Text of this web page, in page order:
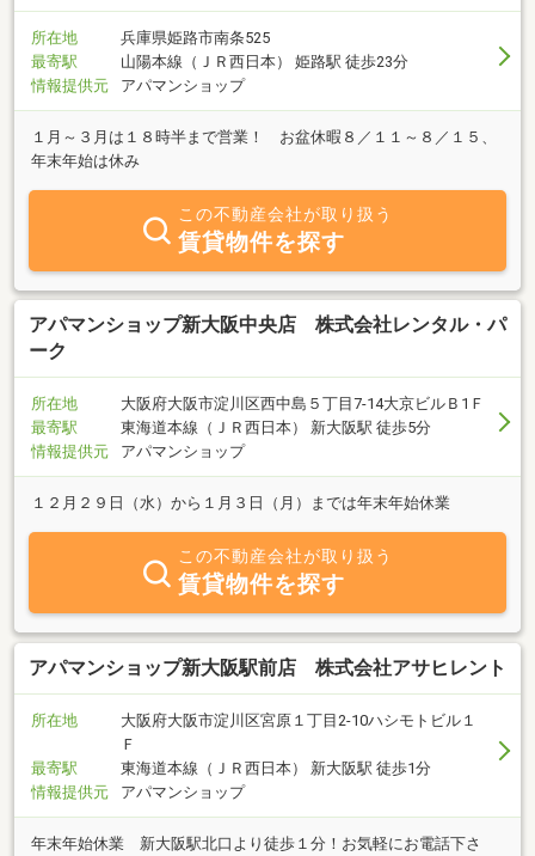
所在地
兵庫県姫路市南条525
最寄駅
山陽本線（ＪＲ西日本） 姫路駅 徒歩23分
情報提供元
アパマンショップ
１月～３月は１８時半まで営業！ お盆休暇８／１１～８／１５、
年末年始は休み
この不動産会社が取り扱う
賃貸物件を探す
アパマンショップ新大阪中央店 株式会社レンタル・パ
ーク
所在地
大阪府大阪市淀川区西中島５丁目7-14大京ビルＢ1Ｆ
最寄駅
東海道本線（ＪＲ西日本） 新大阪駅 徒歩5分
情報提供元
アパマンショップ
１２月２９日（水）から１月３日（月）までは年末年始休業
この不動産会社が取り扱う
賃貸物件を探す
アパマンショップ新大阪駅前店 株式会社アサヒレント
所在地
大阪府大阪市淀川区宮原１丁目2-10ハシモトビル１
Ｆ
最寄駅
東海道本線（ＪＲ西日本） 新大阪駅 徒歩1分
情報提供元
アパマンショップ
年末年始休業 新大阪駅北口より徒歩１分！お気軽にお電話下さ